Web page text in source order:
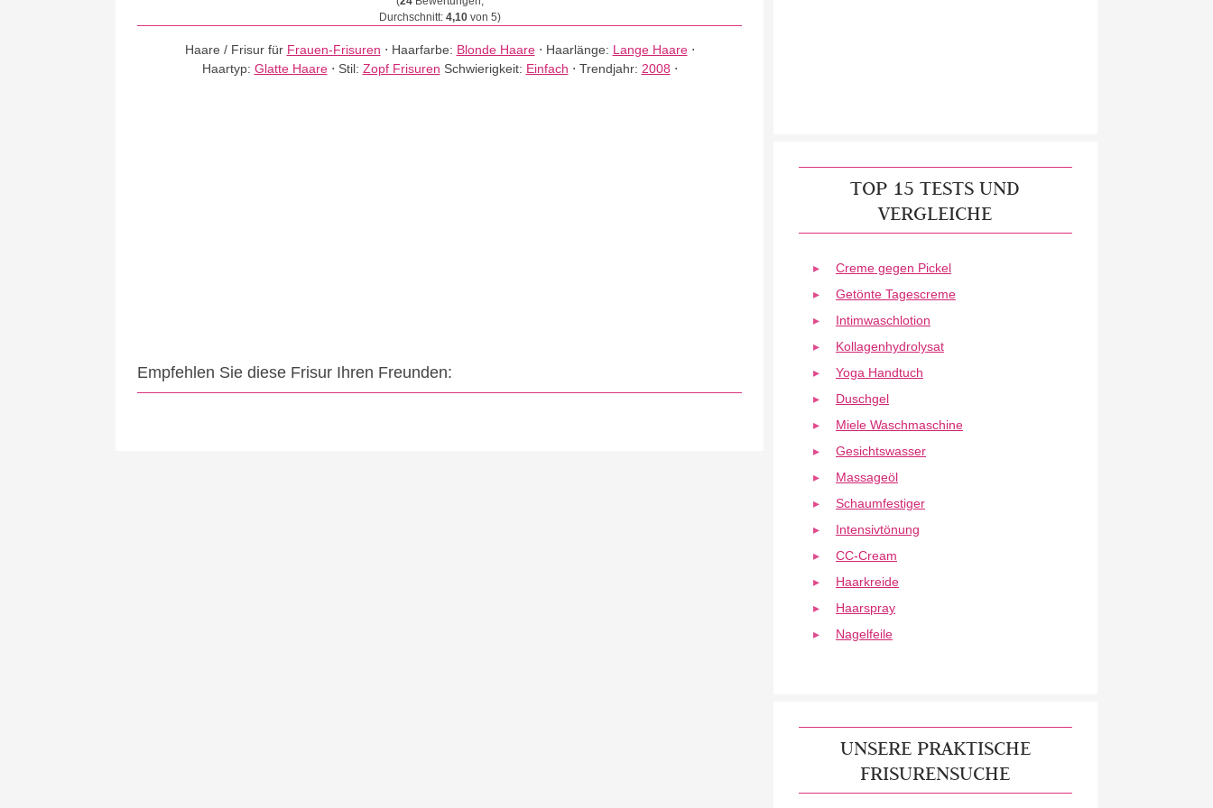
Durchschnitt: 4,10von 5)
Haare / Frisur für Frauen-Frisuren ⋅ Haarfarbe: Blonde Haare⋅ Haarlänge: Lange Haare⋅
Haartyp: Glatte Haare⋅ Stil: Zopf Frisuren Schwierigkeit: Einfach ⋅ Trendjahr: 2008 ⋅
Empfehlen Sie diese Frisur Ihren Freunden:
TOP 15 TESTS UND
VERGLEICHE
Creme gegen Pickel
Getönte Tagescreme
Intimwaschlotion
Kollagenhydrolysat
Yoga Handtuch
Duschgel
Miele Waschmaschine
Gesichtswasser
Massageöl
Schaumfestiger
Intensivtönung
CC-Cream
Haarkreide
Haarspray
Nagelfeile
UNSERE PRAKTISCHE
FRISURENSUCHE